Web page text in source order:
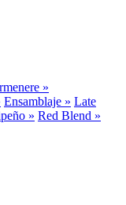
»
Ensamblaje » Late
» Red Blend »